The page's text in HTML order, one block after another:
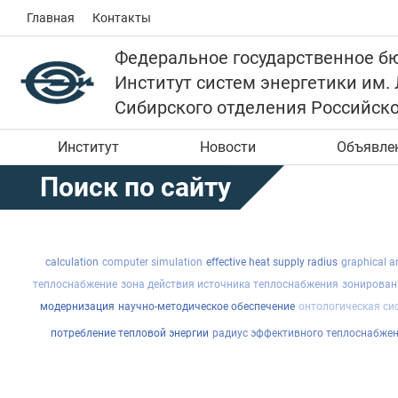
Главная Контакты
Федеральное государственное
Институт систем энергетики
Сибирского отделения
Институт Новости
Поиск по сайту
calculation computer simulation effective heat supply radius graphical
теплоснабжение зона действия источника теплоснабжения
модернизация научно-методическое обеспечение онтологическая
потребление тепловой энергии радиус эффективного